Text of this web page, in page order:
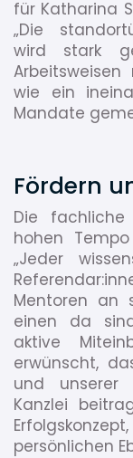
für Katharina
„Die
wird stark
wie ein
Mandate
Fördern
Die
hohen
„Jeder
Mentoren an
einen da
aktive
erwünscht,
und unserer
Kanzlei
persönlichen